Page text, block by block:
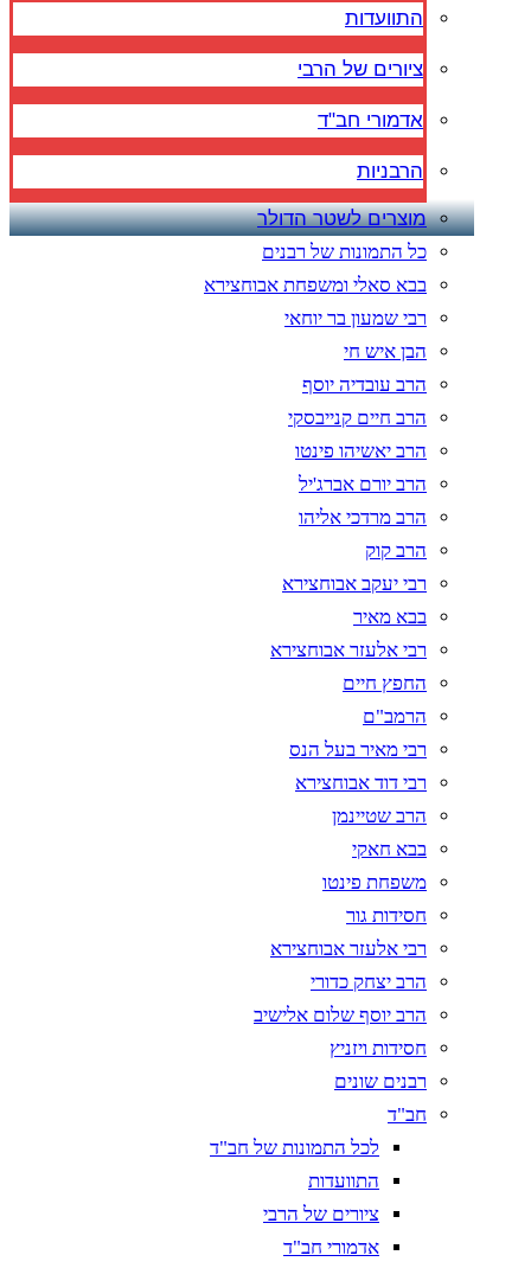
התוועדות
ציורים של הרבי
אדמורי חב"ד
הרבניות
מוצרים לשטר הדולר
כל התמונות של רבנים
בבא סאלי ומשפחת אבוחצירא
רבי שמעון בר יוחאי
הבן איש חי
הרב עובדיה יוסף
הרב חיים קנייבסקי
הרב יאשיהו פינטו
הרב יורם אברג'יל
הרב מרדכי אליהו
הרב קוק
רבי יעקב אבוחצירא
בבא מאיר
רבי אלעזר אבוחצירא
החפץ חיים
הרמב"ם
רבי מאיר בעל הנס
רבי דוד אבוחצירא
הרב שטיינמן
בבא חאקי
משפחת פינטו
חסידות גור
רבי אלעזר אבוחצירא
הרב יצחק כדורי
הרב יוסף שלום אלישיב
חסידות ויזניץ
רבנים שונים
חב"ד
לכל התמונות של חב"ד
התוועדות
ציורים של הרבי
אדמורי חב"ד